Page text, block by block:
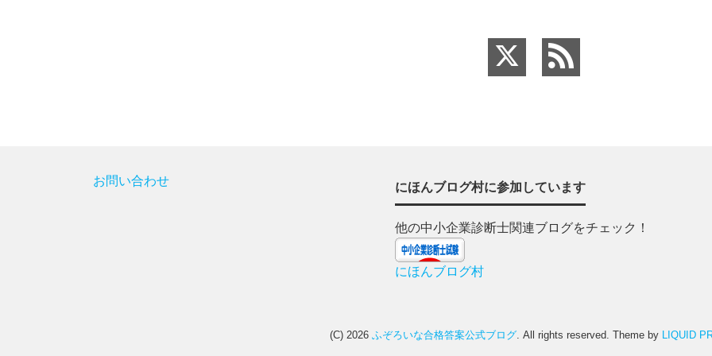
お問い合わせ にほんブログ村に参加しています
他の中小企業診断士関連ブログをチェック！
にほんブログ村
(C) 2026 ふぞろいな合格答案公式ブログ . All rights reserved. Theme by LIQUID